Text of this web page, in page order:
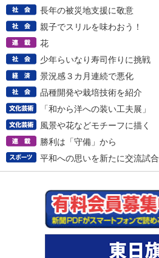
長年の被災地支援に敬意
親子でスリルを味わおう！
花
少年らいなり寿司作りに挑戦
景況感３カ月連続で悪化
品種開発や栽培技術を紹介
「和から洋への装い工夫展」
風景や花などモチーフに描く
勝利は「守備」から
平和への思いを新たに交流試合